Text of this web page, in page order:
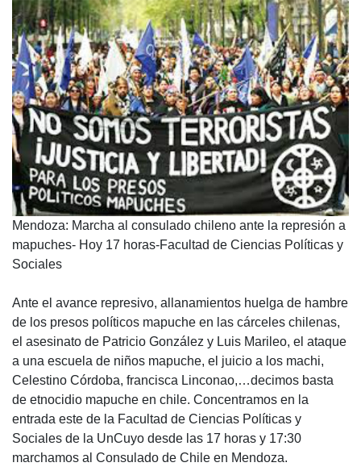
Mendoza: Marcha al consulado chileno ante la represión a
mapuches- Hoy 17 horas-Facultad de Ciencias Políticas y
Sociales
Ante el avance represivo, allanamientos huelga de hambre
de los presos políticos mapuche en las cárceles chilenas,
el asesinato de Patricio González y Luis Marileo, el ataque
a una escuela de niños mapuche, el juicio a los machi,
Celestino Córdoba, francisca Linconao,…decimos basta
de etnocidio mapuche en chile. Concentramos en la
entrada este de la Facultad de Ciencias Políticas y
Sociales de la UnCuyo desde las 17 horas y 17:30
marchamos al Consulado de Chile en Mendoza.